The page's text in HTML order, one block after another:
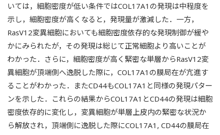
いては，細胞密度が低い条件ではCOL17A1の発現は中程度を
示し，細胞密度が高くなると，発現量が激減した．一方，
RasV12変異細胞においても細胞密度依存的な発現制御が緩や
かにみられたが，その発現は総じて正常細胞より高いことが
わかった．さらに，細胞密度が高く緊密な単層からRasV12変
異細胞が頂端側へ逸脱した際に，COL17A1の膜局在が亢進す
ることがわかった．またCD44もCOL17A1と同様の発現パター
ンを示した．これらの結果からCOL17A1とCD44の発現は細胞
密度依存的に変化し，変異細胞が単層上皮内の緊密な状況か
ら解放され，頂端側に逸脱した際にCOL17A1, CD44の膜局在